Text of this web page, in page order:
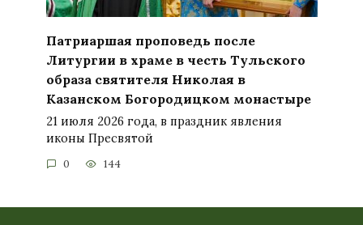
Патриаршая проповедь после
Литургии в храме в честь Тульского
образа святителя Николая в
Казанском Богородицком монастыре
21 июля 2026 года, в праздник явления
иконы Пресвятой
0 144